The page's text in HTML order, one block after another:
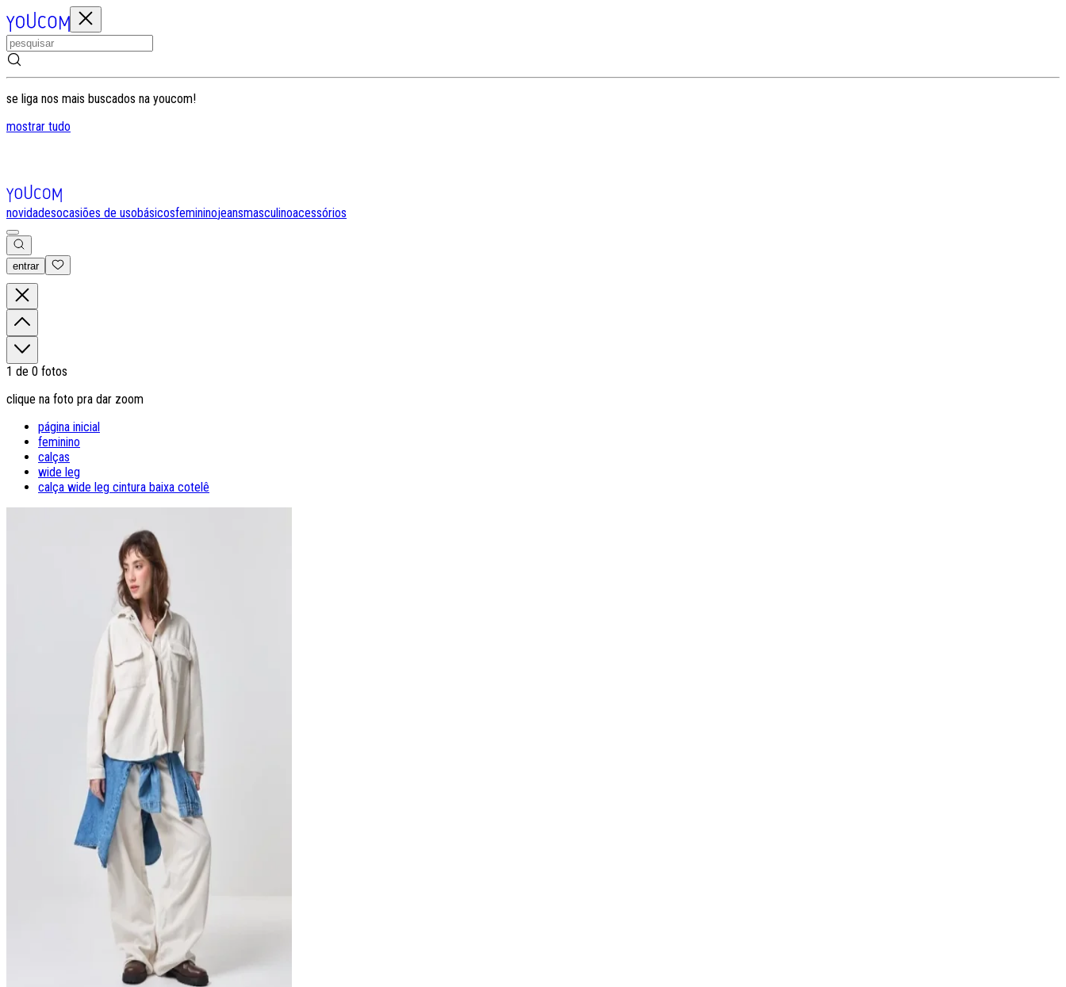
se liga nos mais buscados na youcom!
mostrar tudo
novidadesocasiões de usobásicosfemininojeansmasculinoacessórios
entrar
1 de 0 fotos
clique na foto pra dar zoom
página inicial
feminino
calças
wide leg
calça wide leg cintura baixa cotelê